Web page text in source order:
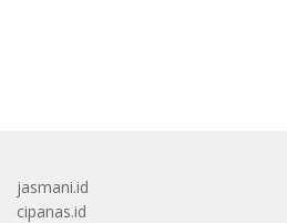
jasmani.id
cipanas.id